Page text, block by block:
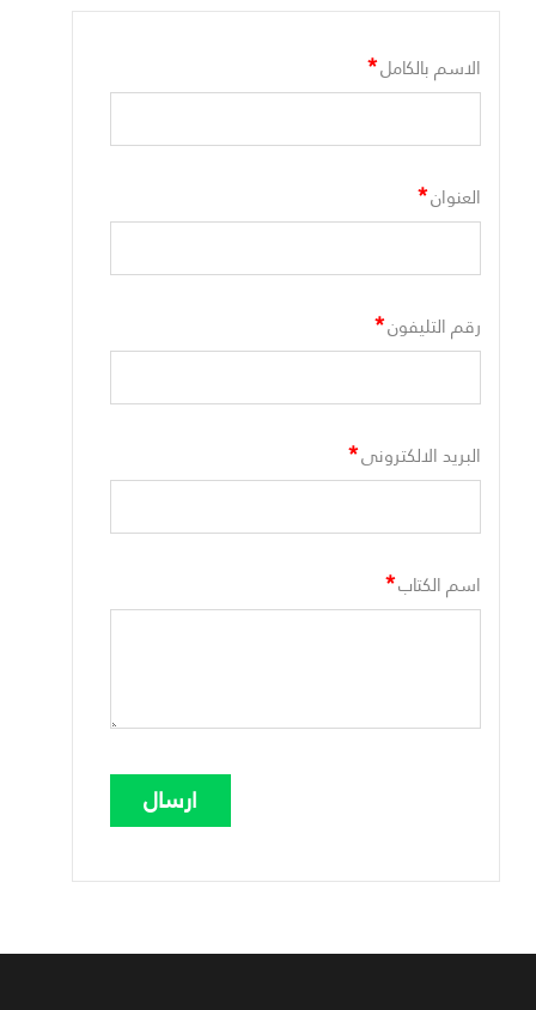
الاسم بالكامل*
العنوان*
رقم التليفون*
البريد الالكترونى*
اسم الكتاب*